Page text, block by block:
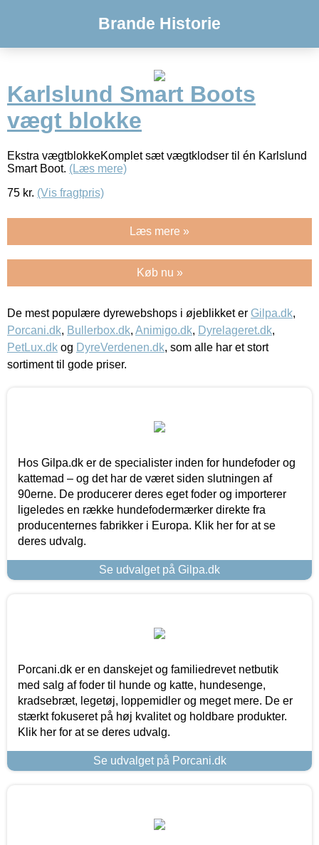
Brande Historie
Karlslund Smart Boots
vægt blokke
Ekstra vægtblokkeKomplet sæt vægtklodser til én Karlslund
Smart Boot. (Læs mere)
75 kr. (Vis fragtpris)
Læs mere »
Køb nu »
De mest populære dyrewebshops i øjeblikket er Gilpa.dk,
Porcani.dk, Bullerbox.dk, Animigo.dk, Dyrelageret.dk,
PetLux.dk og DyreVerdenen.dk, som alle har et stort
sortiment til gode priser.
Hos Gilpa.dk er de specialister inden for hundefoder og
kattemad – og det har de været siden slutningen af
90erne. De producerer deres eget foder og importerer
ligeledes en række hundefodermærker direkte fra
producenternes fabrikker i Europa. Klik her for at se
deres udvalg.
Se udvalget på Gilpa.dk
Porcani.dk er en danskejet og familiedrevet netbutik
med salg af foder til hunde og katte, hundesenge,
kradsebræt, legetøj, loppemidler og meget mere. De er
stærkt fokuseret på høj kvalitet og holdbare produkter.
Klik her for at se deres udvalg.
Se udvalget på Porcani.dk